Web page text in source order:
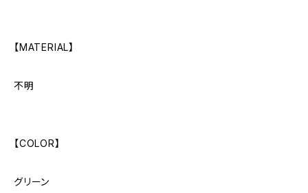
【MATERIAL】
不明
【COLOR】
グリーン